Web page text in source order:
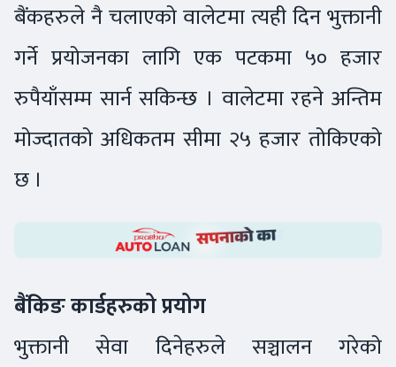
बैंकहरुले नै चलाएको वालेटमा त्यही दिन भुक्तानी
गर्ने प्रयोजनका लागि एक पटकमा ५० हजार
रुपैयाँसम्म सार्न सकिन्छ । वालेटमा रहने अन्तिम
मोज्दातको अधिकतम सीमा २५ हजार तोकिएको
छ ।
बैंकिङ कार्डहरुको प्रयोग
भुक्तानी सेवा दिनेहरुले सञ्चालन गरेको